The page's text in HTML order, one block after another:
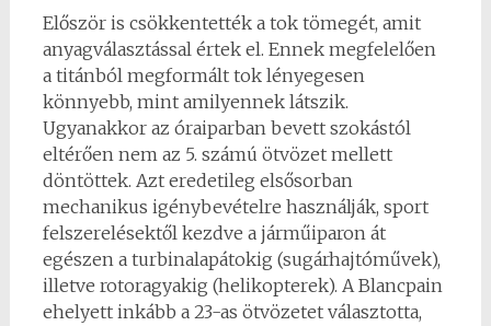
Először is csökkentették a tok tömegét, amit
anyagválasztással értek el. Ennek megfelelően
a titánból megformált tok lényegesen
könnyebb, mint amilyennek látszik.
Ugyanakkor az óraiparban bevett szokástól
eltérően nem az 5. számú ötvözet mellett
döntöttek. Azt eredetileg elsősorban
mechanikus igénybevételre használják, sport
felszerelésektől kezdve a járműiparon át
egészen a turbinalapátokig (sugárhajtóművek),
illetve rotoragyakig (helikopterek). A Blancpain
ehelyett inkább a 23-as ötvözetet választotta,